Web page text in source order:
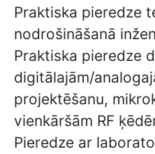
Praktiska pieredze
nodrošināšanā
Praktiska pieredze
digitālajām/
projektēšanu,
vienkāršām RF
Pieredze ar